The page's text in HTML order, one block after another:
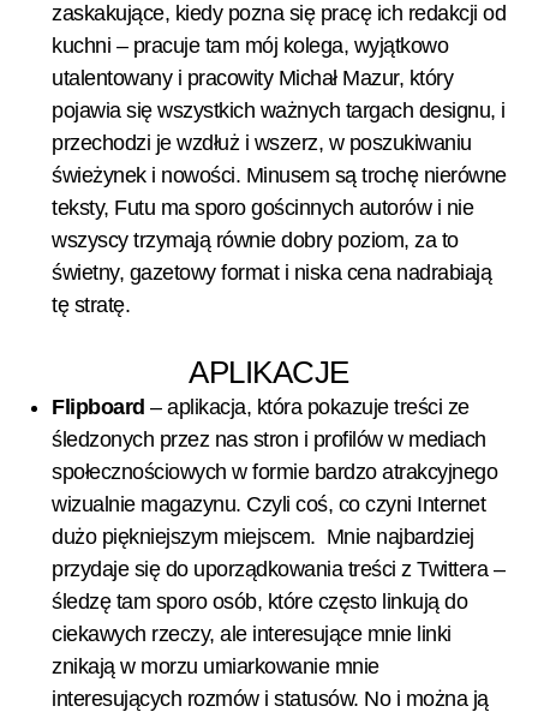
zaskakujące, kiedy pozna się pracę ich redakcji od
kuchni – pracuje tam mój kolega, wyjątkowo
utalentowany i pracowity Michał Mazur, który
pojawia się wszystkich ważnych targach designu, i
przechodzi je wzdłuż i wszerz, w poszukiwaniu
świeżynek i nowości. Minusem są trochę nierówne
teksty, Futu ma sporo gościnnych autorów i nie
wszyscy trzymają równie dobry poziom, za to
świetny, gazetowy format i niska cena nadrabiają
tę stratę.
APLIKACJE
Flipboard – aplikacja, która pokazuje treści ze
śledzonych przez nas stron i profilów w mediach
społecznościowych w formie bardzo atrakcyjnego
wizualnie magazynu. Czyli coś, co czyni Internet
dużo piękniejszym miejscem. Mnie najbardziej
przydaje się do uporządkowania treści z Twittera –
śledzę tam sporo osób, które często linkują do
ciekawych rzeczy, ale interesujące mnie linki
znikają w morzu umiarkowanie mnie
interesujących rozmów i statusów. No i można ją